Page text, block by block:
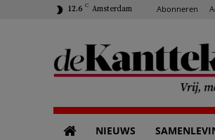
12.6 C Amsterdam Abonneren
NIEUWS